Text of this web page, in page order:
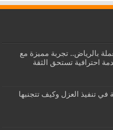
بالرياض.. تجربة مميزة مع
احترافية تستحق الثقة